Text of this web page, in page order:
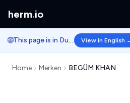
herm.io
🌐 This page is in Dutch. View in English
Home Merken BEGÜM KHAN